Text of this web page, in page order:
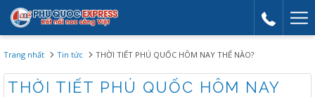
Trang nhất Tin tức THỜI TIẾT PHÚ QUỐC HÔM NAY THẾ NÀO?
THỜI TIẾT PHÚ QUỐC HÔM NAY